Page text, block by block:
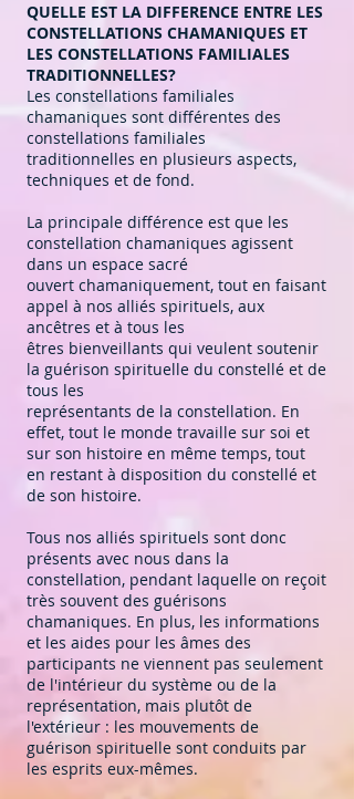
QUELLE EST LA DIFFERENCE ENTRE LES
CONSTELLATIONS CHAMANIQUES ET
LES CONSTELLATIONS FAMILIALES
TRADITIONNELLES?
Les constellations familiales
chamaniques sont différentes des
constellations familiales
traditionnelles en plusieurs aspects,
techniques et de fond.
La principale différence est que les
constellation chamaniques agissent
dans un espace sacré
ouvert chamaniquement, tout en faisant
appel à nos alliés spirituels, aux
ancêtres et à tous les
êtres bienveillants qui veulent soutenir
la guérison spirituelle du constellé et de
tous les
représentants de la constellation. En
effet, tout le monde travaille sur soi et
sur son histoire en même temps, tout
en restant à disposition du constellé et
de son histoire.
Tous nos alliés spirituels sont donc
présents avec nous dans la
constellation, pendant laquelle on reçoit
très souvent des guérisons
chamaniques. En plus, les informations
et les aides pour les âmes des
participants ne viennent pas seulement
de l'intérieur du système ou de la
représentation, mais plutôt de
l'extérieur : les mouvements de
guérison spirituelle sont conduits par
les esprits eux-mêmes.